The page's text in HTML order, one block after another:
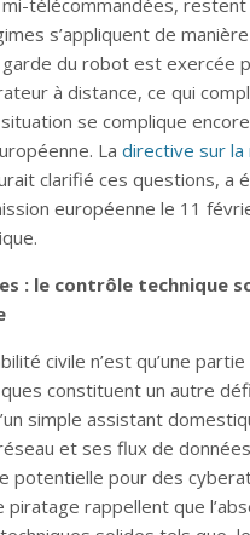
télécommandées, restent
s’appliquent de
du robot est exercée
à distance, ce qui
situation se complique
La directive sur
clarifié ces questions, a
européenne le 11
: le contrôle technique
civile n’est qu’une partie
constituent un autre
simple assistant
et ses flux de
potentielle pour des
piratage rappellent que